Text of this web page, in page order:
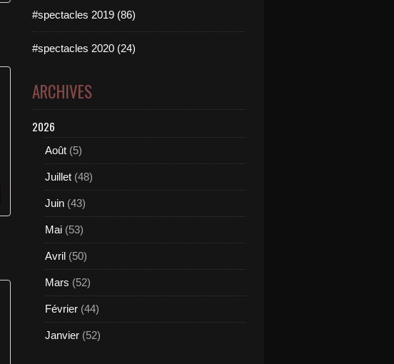
#spectacles 2019 (86)
#spectacles 2020 (24)
ARCHIVES
2026
Août (5)
Juillet (48)
Juin (43)
Mai (53)
Avril (50)
Mars (52)
Février (44)
Janvier (52)